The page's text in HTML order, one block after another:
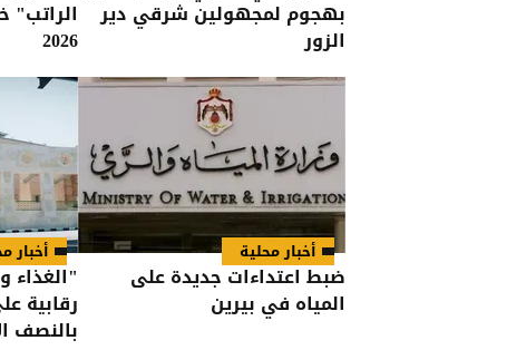
بهجوم لمجهولين شرقي دير
الزور
الراتب"
2026
أخبار محلية
ضبط اعتداءات جديدة على
المياه في بيرين
أخبار
رقابية
بالنصف